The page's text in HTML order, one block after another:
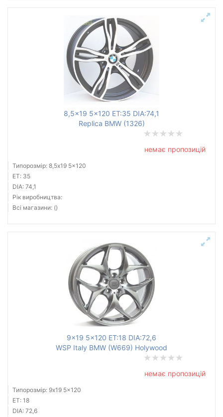
8,5x19 5x120 ET:35 DIA:74,1
Replica BMW (1326)
немає пропозицій
Типорозмір: 8,5x19 5x120
ET: 35
DIA: 74,1
Рік виробництва:
Всі магазини: ()
9x19 5x120 ET:18 DIA:72,6
WSP Italy BMW (W669) Holywood
немає пропозицій
Типорозмір: 9x19 5x120
ET: 18
DIA: 72,6